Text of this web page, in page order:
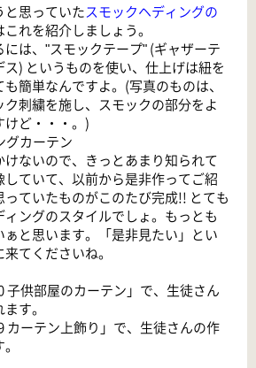
思っていたスモックヘディングの
れを紹介しましょう。
は、"スモックテープ" (ギャザーテ
) というものを使い、仕上げは紐を
簡単なんですよ。(写真のものは、
刺繍を施し、スモックの部分をよ
けど・・・。)
けないので、きっとあまり知られて
ていて、以前から是非作ってご紹
ていたものがこのたび完成!! とても
ングのスタイルでしょ。もっとも
ぁと思います。「是非見たい」とい
てくださいね。
子供部屋のカーテン 」で、生徒さん
す。
カーテン上飾り 」で、生徒さんの作